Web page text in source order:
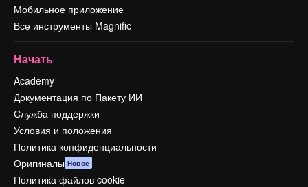
Мобильное приложение
Все инструменты Magnific
Начать
Academy
Документация по Пакету ИИ
Служба поддержки
Условия и положения
Политика конфиденциальности
Оригиналы Новое
Политика файлов cookie